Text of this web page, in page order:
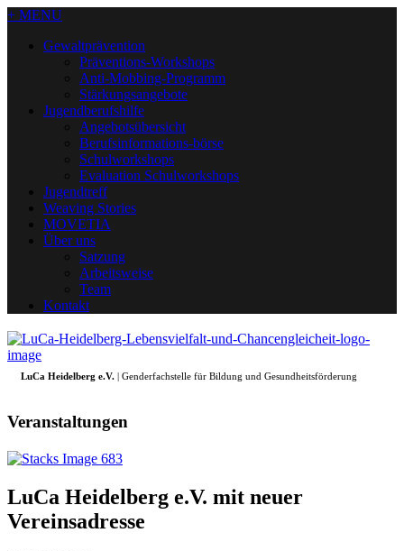
+ MENU
Gewaltprävention
Präventions-Workshops
Anti-Mobbing-Programm
Stärkungsangebote
Jugendberufshilfe
Angebotsübersicht
Berufsinformations-börse
Schulworkshops
Evaluation Schulworkshops
Jugendtreff
Weaving Stories
MOVETIA
Über uns
Satzung
Arbeitsweise
Team
Kontakt
LuCa Heidelberg e.V. | Genderfachstelle für Bildung und Gesundheitsförderung
Veranstaltungen
LuCa Heidelberg e.V. mit neuer
Vereinsadresse